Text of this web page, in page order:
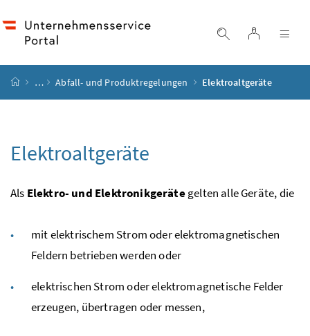
SucheLogin
Startseite
… Abfall- und Produktregelungen Elektroaltgeräte
Elektroaltgeräte
Als Elektro- und Elektronikgerätegelten alle Geräte, die
mit elektrischem Strom oder elektromagnetischen
Feldern betrieben werden oder
elektrischen Strom oder elektromagnetische Felder
erzeugen, übertragen oder messen,